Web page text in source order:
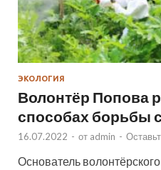
ЭКОЛОГИЯ
Волонтёр Попова
способах борьбы
16.07.2022 - от admin -
Основатель